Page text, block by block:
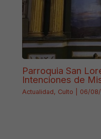
Parroquia San
Intenciones de
Actualidad, Culto 06/